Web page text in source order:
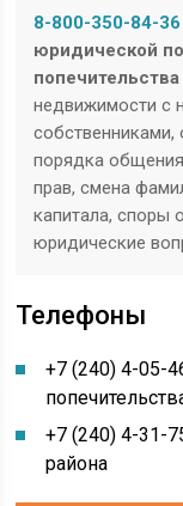
8-800-350-84-36
юридической
недвижимости с
порядка
прав, смена
капитала, споры
юридические
Телефоны
+7 (240) 4-05-
+7 (240) 4-31-
района